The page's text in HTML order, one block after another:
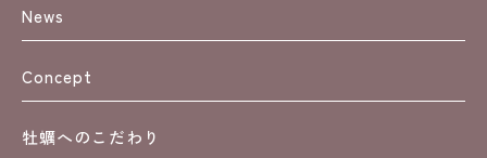
News
Concept
牡蠣へのこだわり